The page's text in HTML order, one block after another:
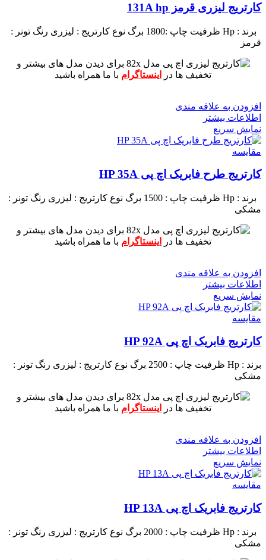
کارتریج لیزری قرمز 131A hp
برند : Hp ظرفیت چاپ :1800 برگ نوع کارتریج : لیزری رنگ تونر :
قرمز
برای دیدن مدل های بیشتر و
تخفیف ها در
اینستاگرام با ما همراه باشید
افزودن به علاقه مندی
اطلاعات بیشتر
نمایش سریع
مقايسه
کارتریج طرح فابریک اچ پی HP 35A
برند : Hp ظرفیت چاپ : 1500 برگ نوع کارتریج : لیزری رنگ تونر :
مشکی
برای دیدن مدل های بیشتر و
تخفیف ها در
اینستاگرام با ما همراه باشید
افزودن به علاقه مندی
اطلاعات بیشتر
نمایش سریع
مقايسه
کارتریج فابریک اچ پی HP 92A
برند : Hp ظرفیت چاپ : 2500 برگ نوع کارتریج : لیزری رنگ تونر :
مشکی
برای دیدن مدل های بیشتر و
تخفیف ها در
اینستاگرام با ما همراه باشید
افزودن به علاقه مندی
اطلاعات بیشتر
نمایش سریع
مقايسه
کارتریج فابریک اچ پی HP 13A
برند : Hp ظرفیت چاپ : 2000 برگ نوع کارتریج : لیزری رنگ تونر :
مشکی